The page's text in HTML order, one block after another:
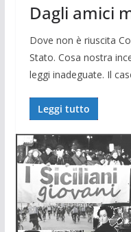
Dagli amici
Dove non è riuscita
Stato. Cosa nostra
leg­gi inadeguate. Il
Leggi tutto